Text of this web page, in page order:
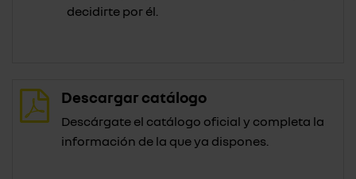
decidirte por él.
Descargar catálogo
Descárgate el catálogo oficial y completa la
información de la que ya dispones.